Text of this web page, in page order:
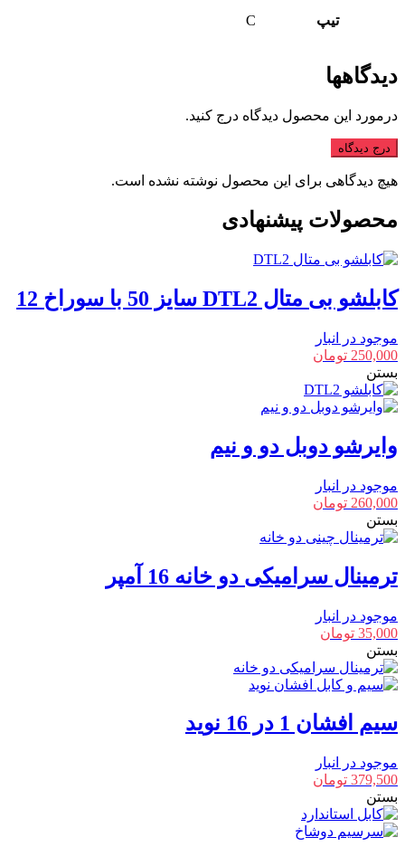
تیپ C
دیدگاهها
درمورد این محصول دیدگاه درج کنید.
درج دیدگاه
هیچ دیدگاهی برای این محصول نوشته نشده است.
محصولات پیشنهادی
کابلشو بی متال DTL2 سایز 50 با سوراخ 12
موجود در انبار
250,000 تومان
بستن
وایرشو دوبل دو و نیم
موجود در انبار
260,000 تومان
بستن
ترمینال سرامیکی دو خانه 16 آمپر
موجود در انبار
35,000 تومان
بستن
سیم افشان 1 در 16 نوید
موجود در انبار
379,500 تومان
بستن